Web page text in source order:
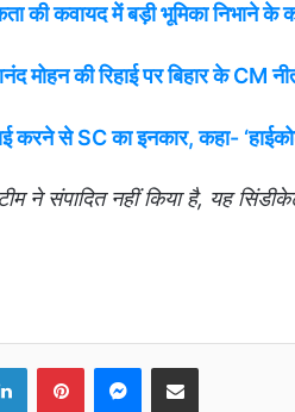
की कवायद में बड़ी भूमिका निभाने के
मोहन की रिहाई पर बिहार के CM
करने से SC का इनकार, कहा-
ने संपादित नहीं किया है, यह